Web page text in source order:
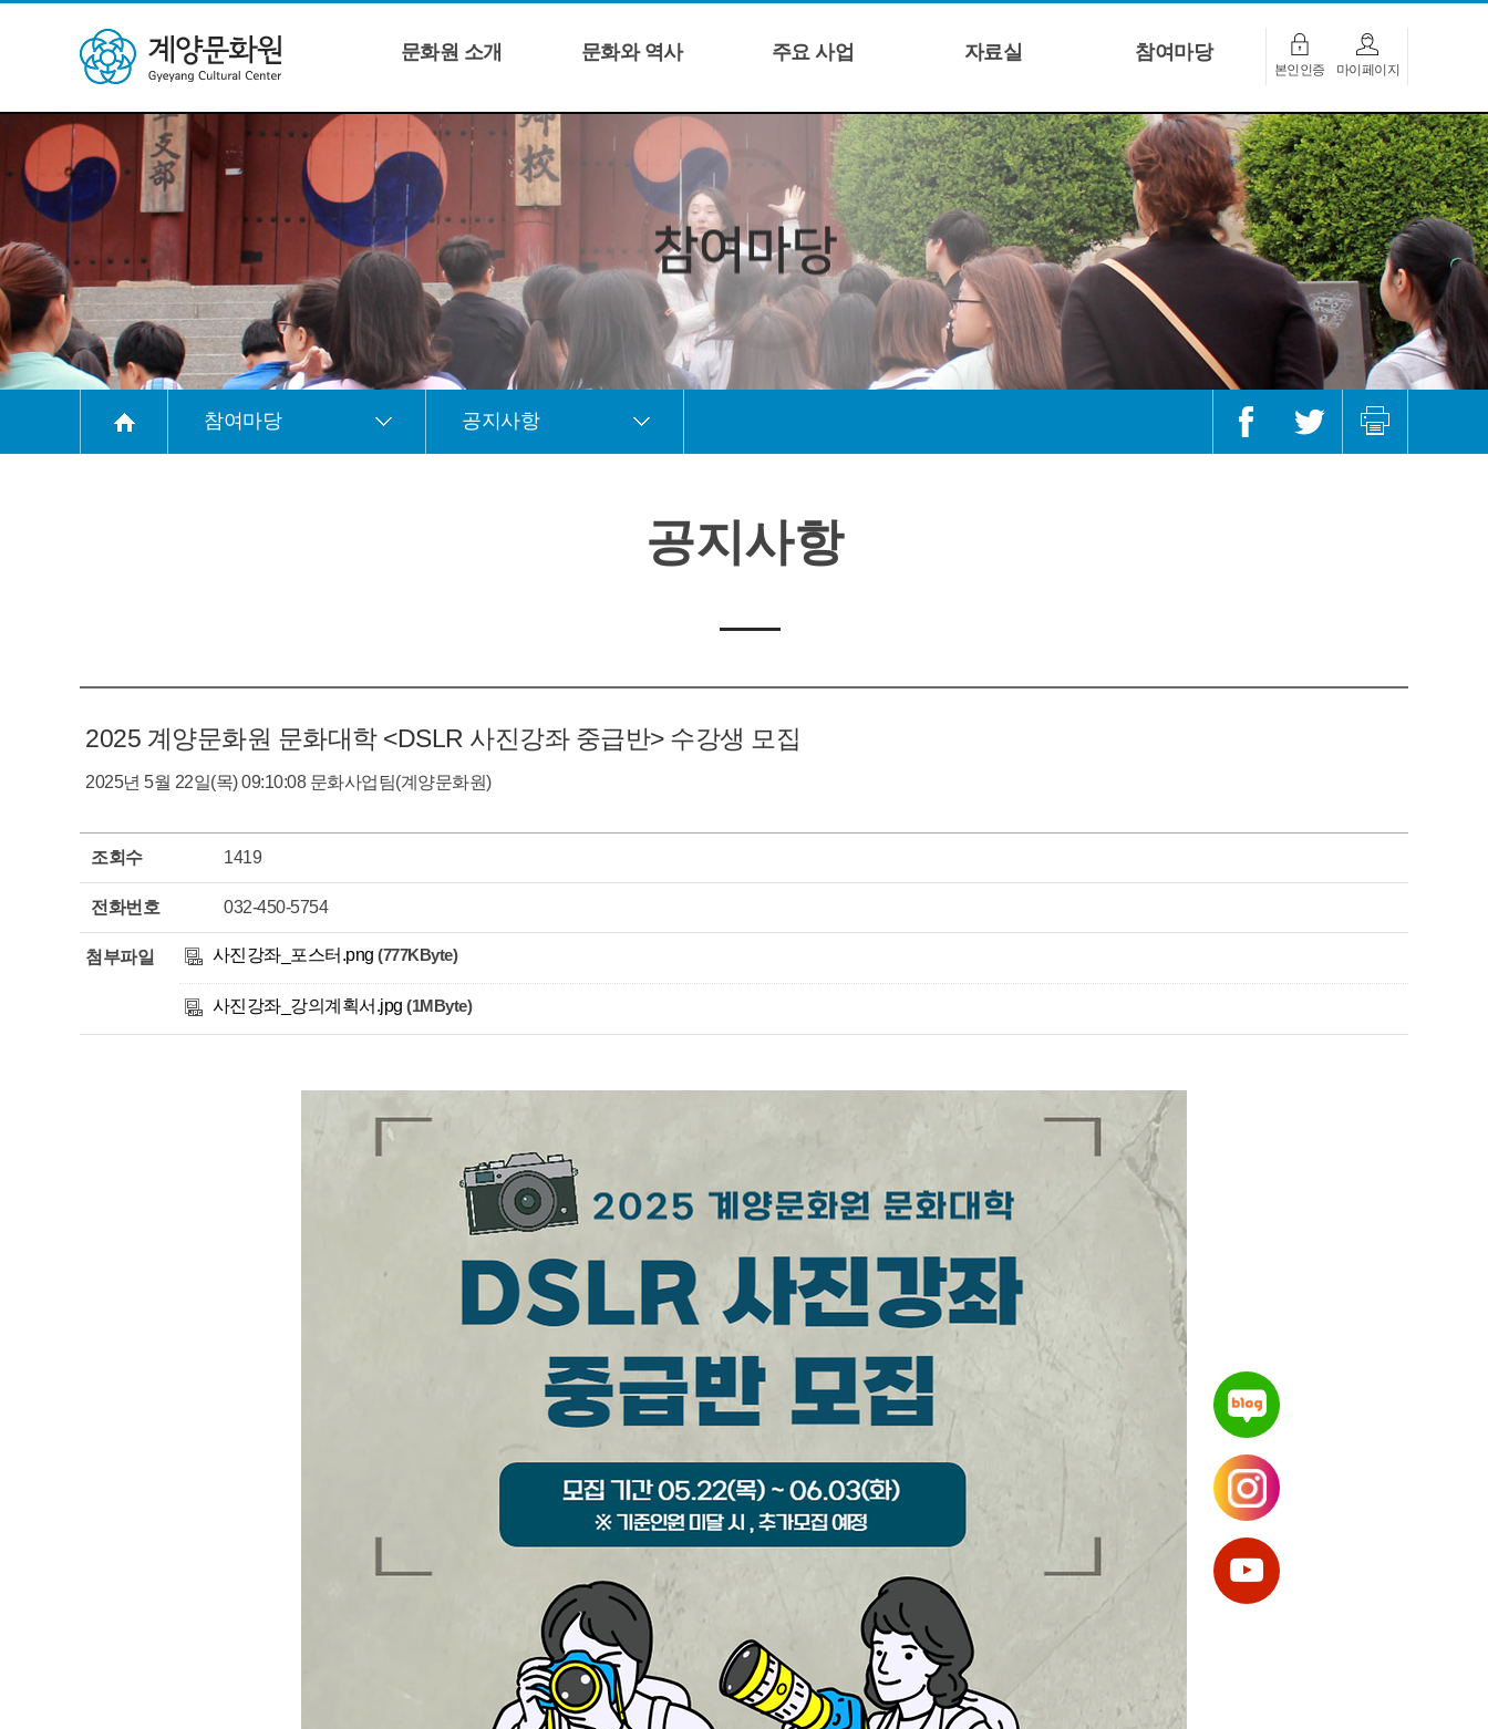
콘텐츠 바로가기
문화원 소개 문화와 역사 주요 사업 자료실 참여마당
본인인증 마이페이지
참여마당 공지사항
공지사항
2025 계양문화원 문화대학 <DSLR 사진강좌 중급반> 수강생 모집
2025년 5월 22일(목) 09:10:08 문화사업팀(계양문화원)
조회수 1419
전화번호 032-450-5754
첨부파일 사진강좌_포스터.png (777KByte)
사진강좌_강의계획서.jpg (1MByte)